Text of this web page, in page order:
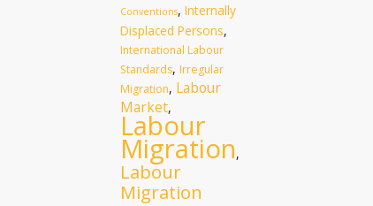
Conventions, Internally
Displaced Persons,
International Labour
Standards, Irregular
Migration, Labour
Market,
Labour
Migration,
Labour
Migration